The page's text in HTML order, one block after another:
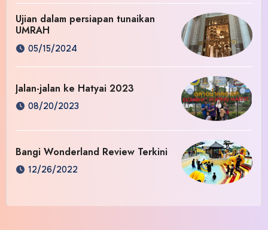
Ujian dalam persiapan tunaikan
UMRAH
05/15/2024
Jalan-jalan ke Hatyai 2023
08/20/2023
Bangi Wonderland Review Terkini
12/26/2022